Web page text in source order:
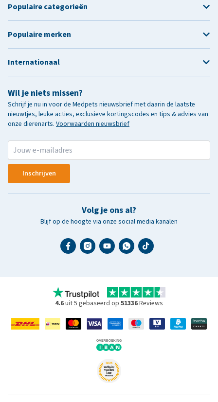
Wil je niets missen?
Schrijf je nu in voor de Medpets nieuwsbrief met daarin de laatste
nieuwtjes, leuke acties, exclusieve kortingscodes en tips & advies van
onze dierenarts. Voorwaarden nieuwsbrief
Inschrijven
Volg je ons al?
Blijf op de hoogte via onze social media kanalen
Populaire categorieën
Populaire merken
Internationaal
4.6uit 5 gebaseerd op 51336Reviews